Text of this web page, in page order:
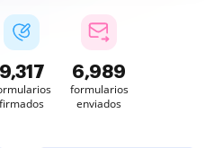
9,317
firmados
6,989
formularios
enviados